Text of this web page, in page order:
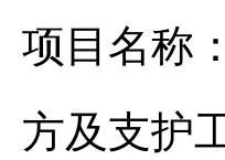
项目名称
方及支护